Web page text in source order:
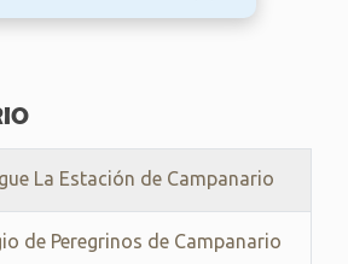
La Estación de Campanario
de Peregrinos de Campanario